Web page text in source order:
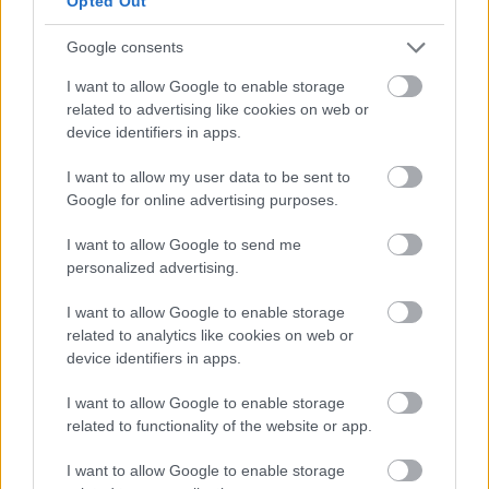
Google consents
I want to allow Google to enable storage
related to advertising like cookies on web or
device identifiers in apps.
I want to allow my user data to be sent to
Google for online advertising purposes.
I want to allow Google to send me
personalized advertising.
I want to allow Google to enable storage
related to analytics like cookies on web or
device identifiers in apps.
I want to allow Google to enable storage
related to functionality of the website or app.
I want to allow Google to enable storage
accesoriza o rochie cu model empire, cu tul si cu
talia marcata. Sunt indicate atat pentru a
accesoriza un coc cat si o coafura care presupune
parul lasat pe spate si bucle, insa nu se potrivesc
daca decizi sa iti prinzi parul simplu, intr-o coada